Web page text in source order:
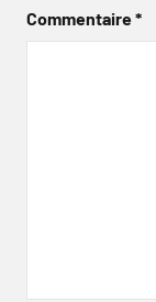
Commentaire*